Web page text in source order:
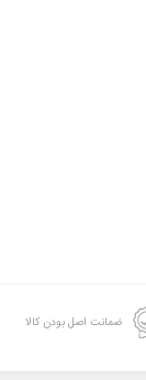
ضمانت اصل بودن کالا